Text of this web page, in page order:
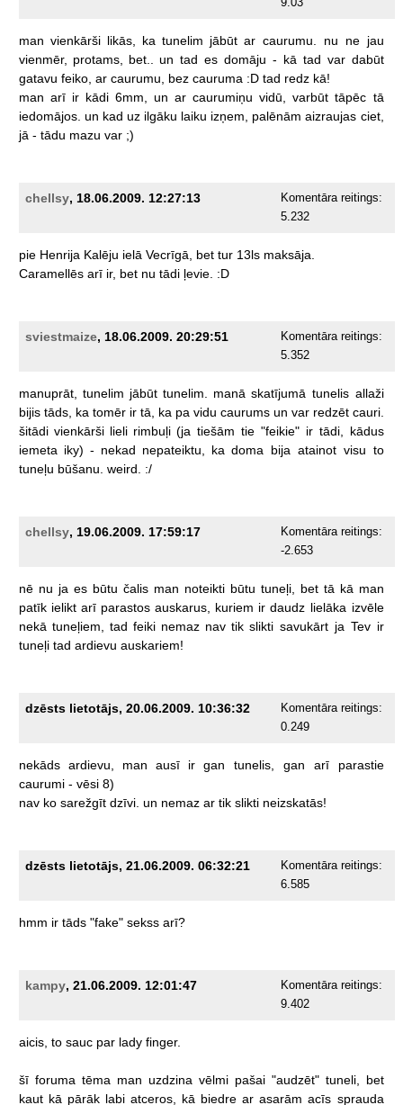
9.03
man vienkārši likās, ka tunelim jābūt ar caurumu. nu ne jau
vienmēr,
protams, bet.. un tad es domāju - kā tad var dabūt
gatavu feiko, ar caurumu, bez cauruma :D tad redz kā!
man arī ir kādi 6mm, un ar caurumiņu vidū, varbūt tāpēc tā
iedomājos. un kad uz ilgāku laiku izņem, palēnām aizraujas ciet,
jā - tādu mazu var ;)
chellsy, 18.06.2009. 12:27:13
Komentāra reitings:
5.232
pie Henrija Kalēju ielā Vecrīgā, bet tur 13ls maksāja.
Caramellēs arī ir, bet nu tādi ļevie. :D
sviestmaize, 18.06.2009. 20:29:51
Komentāra reitings:
5.352
manuprāt, tunelim jābūt tunelim. manā skatījumā tunelis allaži
bijis tāds, ka tomēr ir tā, ka pa vidu caurums un var redzēt cauri.
šitādi vienkārši lieli rimbuļi (ja tiešām tie "feikie" ir tādi,
kādus
iemeta iky) - nekad nepateiktu, ka doma bija atainot visu to
tuneļu būšanu. weird. :/
chellsy, 19.06.2009. 17:59:17
Komentāra reitings:
-2.653
nē nu ja es būtu čalis man noteikti būtu tuneļi, bet tā kā man
patīk ielikt arī parastos auskarus, kuriem ir daudz lielāka izvēle
nekā tuneļiem, tad feiki nemaz nav tik slikti savukārt ja Tev ir
tuneļi tad ardievu auskariem!
dzēsts lietotājs, 20.06.2009. 10:36:32
Komentāra reitings:
0.249
nekāds ardievu, man ausī ir gan tunelis, gan arī
parastie
caurumi - vēsi 8)
nav ko sarežgīt dzīvi. un nemaz ar tik slikti neizskatās!
dzēsts lietotājs, 21.06.2009. 06:32:21
Komentāra reitings:
6.585
hmm ir tāds "fake" sekss arī?
kampy, 21.06.2009. 12:01:47
Komentāra reitings:
9.402
aicis, to sauc par lady finger.
šī foruma tēma man uzdzina vēlmi pašai "audzēt" tuneli,
bet
kaut kā pārāk labi atceros, kā biedre ar asarām acīs sprauda